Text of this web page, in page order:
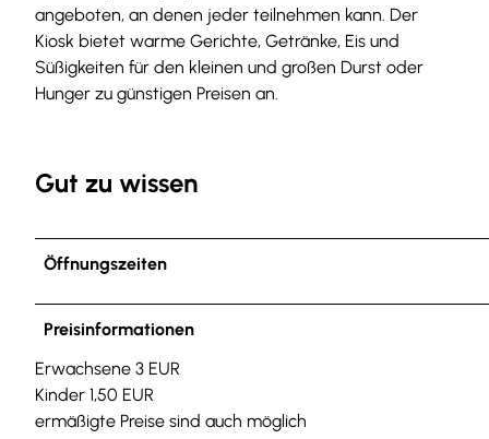
angeboten, an denen jeder teilnehmen kann. Der
Kiosk bietet warme Gerichte, Getränke, Eis und
Süßigkeiten für den kleinen und großen Durst oder
Hunger zu günstigen Preisen an.
Gut zu wissen
Öffnungszeiten
Preisinformationen
Erwachsene 3 EUR
Kinder 1,50 EUR
ermäßigte Preise sind auch möglich